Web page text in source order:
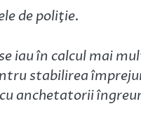
de poliţie.
iau în calcul mai
stabilirea
anchetatorii